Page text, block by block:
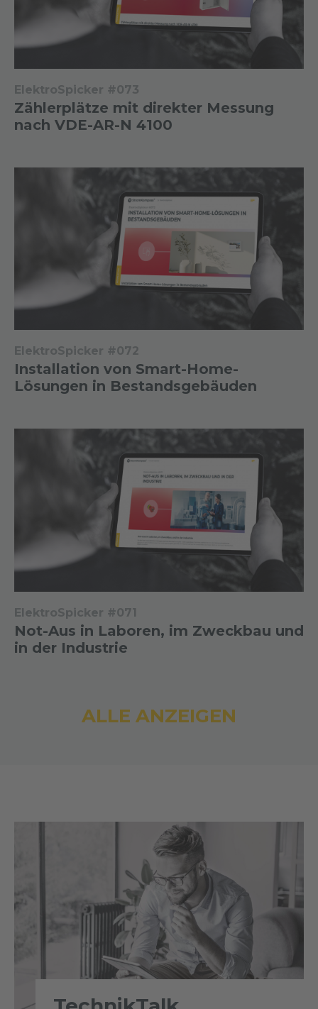
ElektroSpicker #073
Zählerplätze mit direkter Messung
nach VDE-AR-N 4100
ElektroSpicker #072
Installation von Smart-Home-
Lösungen in Bestandsgebäuden
ElektroSpicker #071
Not-Aus in Laboren, im Zweckbau und
in der Industrie
ALLE ANZEIGEN